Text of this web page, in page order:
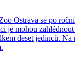
Ostrava se po
je mohou
deset jedinců. Na